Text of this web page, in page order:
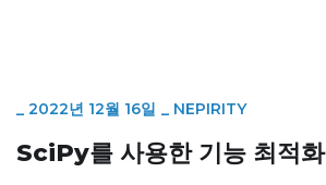
_ 2022년 12월 16일 _ NEPIRITY
SciPy를 사용한 기능 최적화